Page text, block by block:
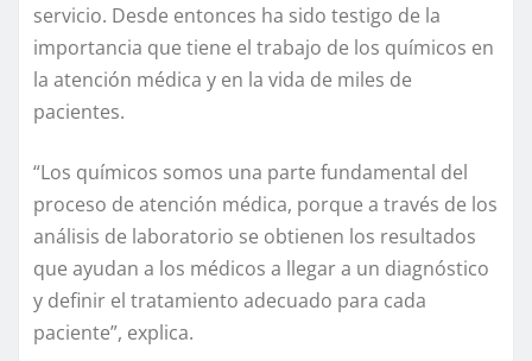
servicio. Desde entonces ha sido testigo de la
importancia que tiene el trabajo de los químicos en
la atención médica y en la vida de miles de
pacientes.
“Los químicos somos una parte fundamental del
proceso de atención médica, porque a través de los
análisis de laboratorio se obtienen los resultados
que ayudan a los médicos a llegar a un diagnóstico
y definir el tratamiento adecuado para cada
paciente”, explica.